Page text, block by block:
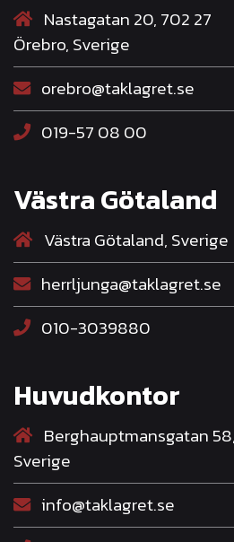
Nastagatan 20, 702 27
Örebro, Sverige
orebro@taklagret.se
019-57 08 00
Västra Götaland
Västra Götaland, Sverige
herrljunga@taklagret.se
010-3039880
Huvudkontor
Berghauptmansgatan 58,
Sverige
info@taklagret.se